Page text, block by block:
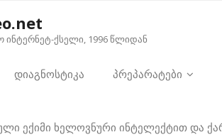
ინტერნეტ-ქსელი, 1996 წლიდან
დიაგნოსტიკა პრეპარატები
ექიმი ხელოვნური ინტელექტით და